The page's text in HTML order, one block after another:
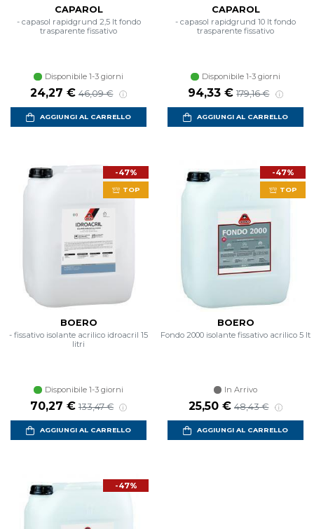
CAPAROL
- capasol rapidgrund 2,5 lt fondo
trasparente fissativo
Disponibile 1-3 giorni
Prezzo scontato
24,27 € Prezzo di listino
46,09 €
AGGIUNGI AL CARRELLO
CAPAROL
- capasol rapidgrund 10 lt fondo
trasparente fissativo
Disponibile 1-3 giorni
Prezzo scontato
94,33 € Prezzo di listino
179,16 €
AGGIUNGI AL CARRELLO
-47%
TOP
BOERO
- fissativo isolante acrilico idroacril 15
litri
Disponibile 1-3 giorni
Prezzo scontato
70,27 € Prezzo di listino
133,47 €
AGGIUNGI AL CARRELLO
-47%
TOP
BOERO
Fondo 2000 isolante fissativo acrilico 5 lt
In Arrivo
Prezzo scontato
25,50 € Prezzo di listino
48,43 €
AGGIUNGI AL CARRELLO
-47%